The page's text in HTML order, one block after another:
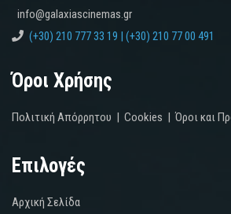
info@galaxiascinemas.gr
(+30) 210 777 33 19 | (+30) 210 77 00 491
Όροι Χρήσης
Πολιτική Απόρρητου | Cookies |Όροι και
Επιλογές
Αρχική Σελίδα